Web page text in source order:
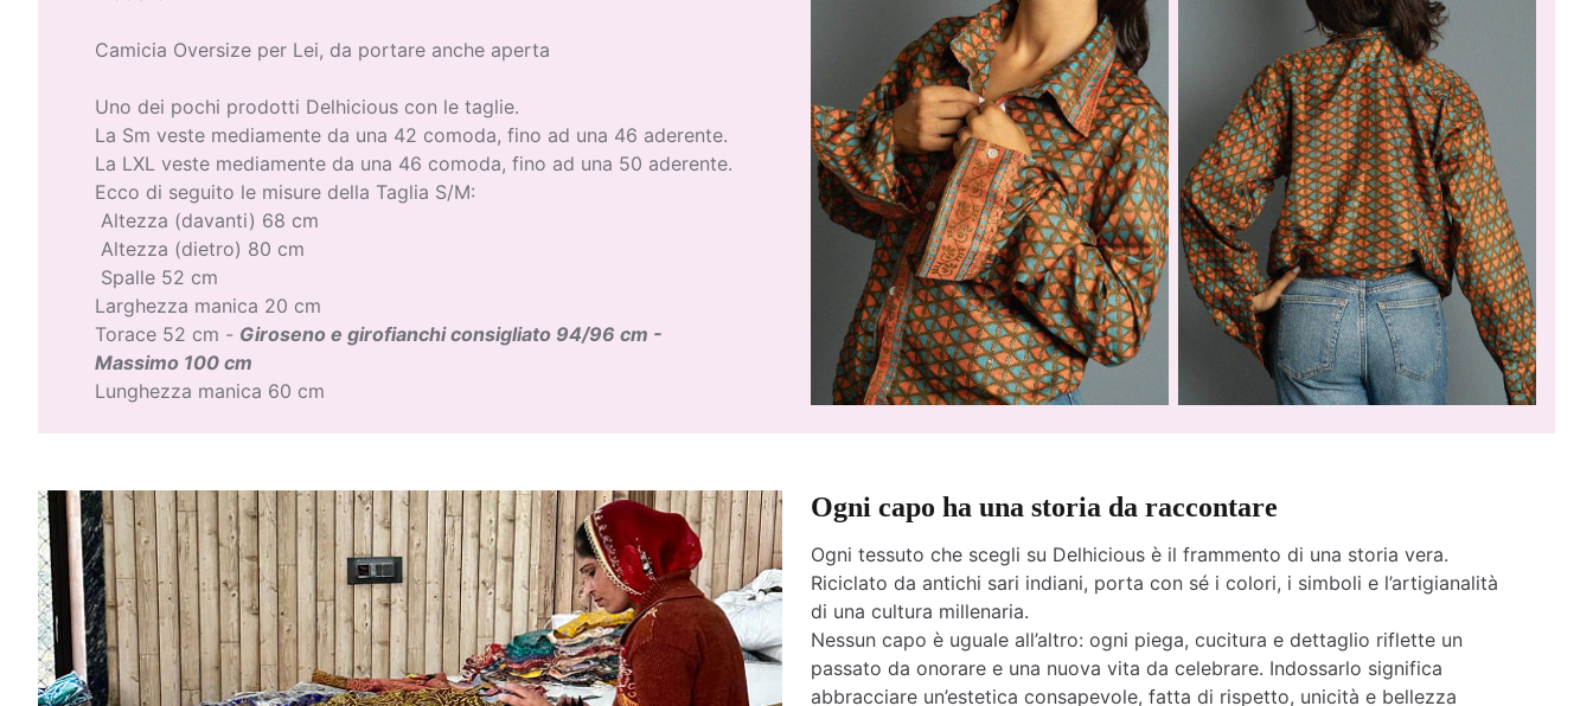
Camicia Oversize per Lei, da portare anche aperta
Uno dei pochi prodotti Delhicious con le taglie.
La Sm veste mediamente da una 42 comoda, fino ad una 46 aderente.
La LXL veste mediamente da una 46 comoda, fino ad una 50 aderente.
Ecco di seguito le misure della Taglia S/M:
Altezza (davanti) 68 cm
Altezza (dietro) 80 cm
Spalle 52 cm
Larghezza manica 20 cm
Torace 52 cm - Giroseno e girofianchi consigliato 94/96 cm -
Massimo 100 cm
Lunghezza manica 60 cm
Ogni capo ha una storia da raccontare
Ogni tessuto che scegli su Delhicious è il frammento di una storia vera.
Riciclato da antichi sari indiani, porta con sé i colori, i simboli e l’artigianalità
di una cultura millenaria.
Nessun capo è uguale all’altro: ogni piega, cucitura e dettaglio riflette un
passato da onorare e una nuova vita da celebrare. Indossarlo significa
abbracciare un’estetica consapevole, fatta di rispetto, unicità e bellezza